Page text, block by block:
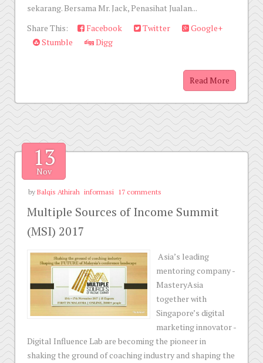
sekarang. Bersama Mr. Jack, Penasihat Jualan...
Share This:
Facebook Twitter
Google+
Stumble
Digg
Read More
13
Nov
by Balqis Athirah informasi 17 comments
Multiple Sources of Income Summit
(MSI) 2017
Asia’s leading
mentoring company -
MasteryAsia
together with
Singapore’s digital
marketing innovator -
Digital Influence Lab are becoming the pioneer in
shaking the ground of coaching industry and shaping the